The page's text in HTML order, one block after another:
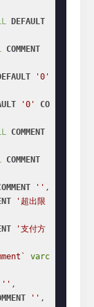
DEFAULT
COMMENT
'0'
'0'
CO
COMMENT
COMMENT
'' ,
'超出限
'支付方
varc
'' ,
'' ,